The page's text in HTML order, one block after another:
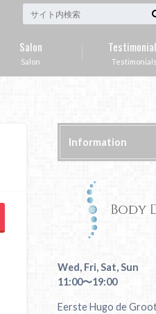
Salon
Salon
Testimonials
Information
Wed, Fri, Sat, Sun
11:00〜19:00
Eerste Hugo de